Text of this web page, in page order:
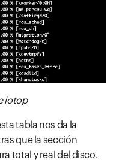
iotop
tabla nos da la
que la sección
total y real del disco.